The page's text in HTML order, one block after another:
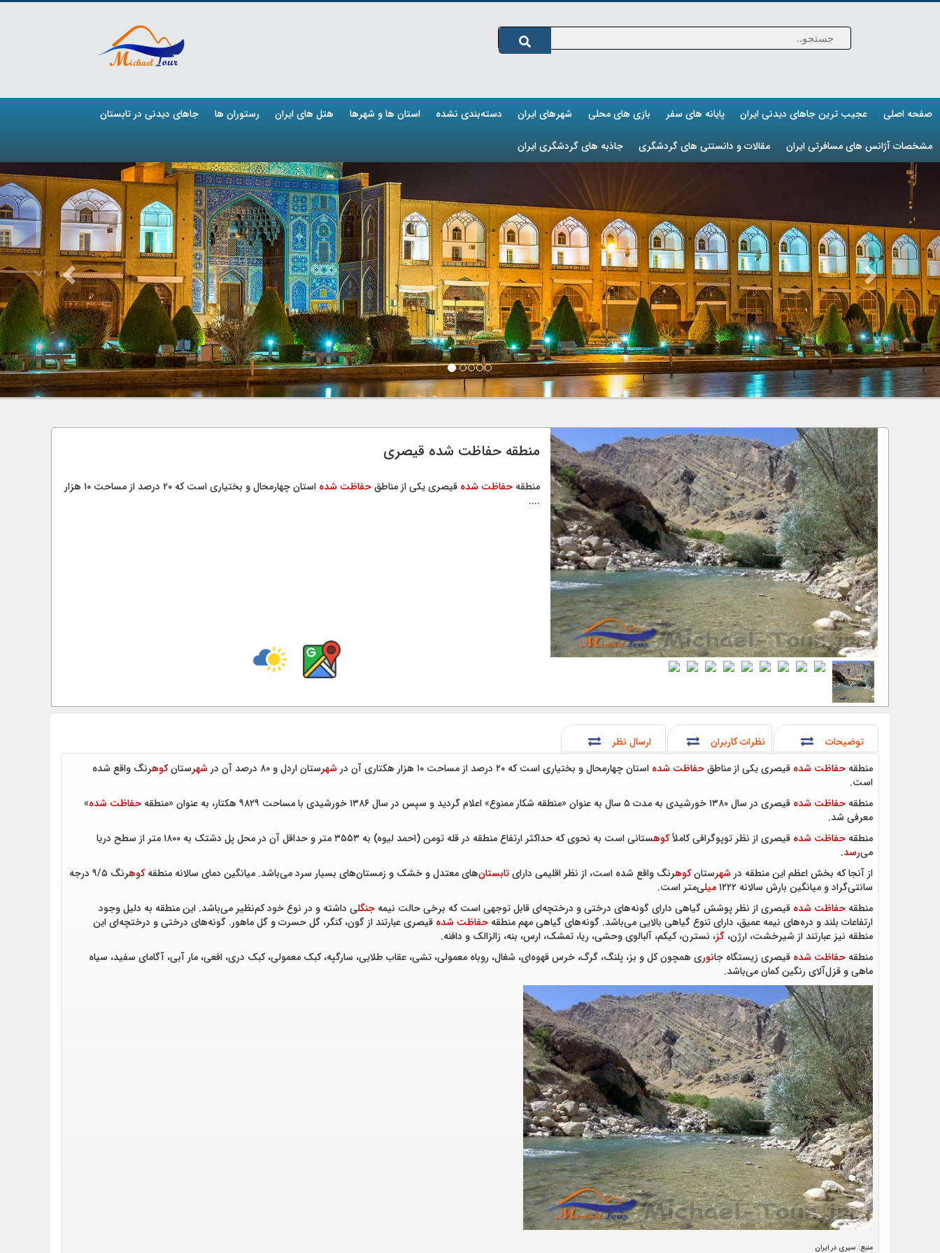
صفحه اصلی عجیب ترین جاهای دیدنی ایران پایانه های سفر بازی های محلی شهرهای ایران دسته‌بندی نشده استان ها و شهرها هتل های ایران رستوران ها جاهای دیدنی در تابستان
مشخصات آژانس های مسافرتی ایران مقالات و دانستنی های گردشگری جاذبه های گردشگری ایران
منطقه حفاظت شده قیصری
منطقهحفاظت شده قیصری یکی از مناطقحفاظت شده
استان چهارمحال و بختیاری است که ۲۰ درصد از مساحت ۱۰ هزار
....
توضیحات نظرات کاربران
ارسال نظر
منطقه حفاظت شده قیصری یکی از مناطقحفاظت شده استان چهارمحال و بختیاری است که ۲۰ درصد از مساحت ۱۰ هزار هکتاری آن در شهرستان اردل و ۸۰ درصد آن در شهرستانکوهرنگ واقع شده
است.
منطقه حفاظت شده قیصری در سال ۱۳۸۰ خورشیدی به مدت ۵ سال به عنوان «منطقه شکار ممنوع» اعلام گردید و سپس در سال ۱۳۸۶ خورشیدی با مساحت ۹۸۲۹ هکتار، به عنوان «منطقه حفاظت شده»
معرفی شد.
منطقه حفاظت شده قیصری از نظر توپوگرافی کاملاًکوه
ستانی است به نحوی که حداکثر ارتفاع منطقه در قله تومن (احمد لیوه) به ۳۵۵۳ متر و حداقل آن در محل پل دشتک به ۱۸۰۰ متر از سطح دریا
می‌رسد.
از آنجا که بخش اعظم این منطقه در شهرستانکوهرنگ واقع شده است، از نظر اقلیمی دارایتابستان‌های معتدل و خشک و زمستان‌های بسیار سرد می‌باشد. میانگین دمای سالانه منطقهکوه
رنگ ۹/۵ درجه
سانتی‌گراد و میانگین بارش سالانه ۱۲۲۲
میلی‌متر است.
منطقه حفاظت شده قیصری از نظر پوشش گیاهی دارای گونه‌های درختی و درختچه‌ای قابل توجهی است که برخی حالت نیمه جنگلی داشته و در نوع خود کم‌نظیر می‌باشد. این منطقه به دلیل وجود
ارتفاعات بلند و دره‌های نیمه عمیق، دارای تنوع گیاهی بالایی می‌باشد. گونه‌های گیاهی مهم منطقه حفاظت شده قیصری عبارتند از گون، کنگر، گل حسرت و گل ماهور. گونه‌های درختی و درختچه‌ای این
منطقه نیز عبارتند از شیرخشت، ارژن، گز، نسترن، کیکم، آلبالوی وحشی، ریا، تمشک، ارس، بنه، زالزالک و دافنه.
منطقه حفاظت شده قیصری زیستگاه جانوری همچون کل و بز، پلنگ، گرگ، خرس قهوه‌ای، شغال، روباه معمولی، تشی، عقاب طلایی، سارگپه، کبک معمولی، کبک دری، افعی، مار آبی، آگامای سفید، سیاه
ماهی و قزل‌آلای رنگین کمان می‌باشد.
منبع: سیری در ایران